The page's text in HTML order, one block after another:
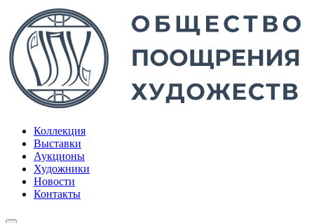
Коллекция
Выставки
Аукционы
Художники
Новости
Контакты